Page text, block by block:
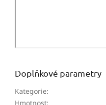
Doplňkové parametry
Kategorie:
Hmotnost: